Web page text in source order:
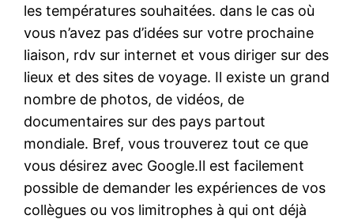
les températures souhaitées. dans le cas où
vous n’avez pas d’idées sur votre prochaine
liaison, rdv sur internet et vous diriger sur des
lieux et des sites de voyage. Il existe un grand
nombre de photos, de vidéos, de
documentaires sur des pays partout
mondiale. Bref, vous trouverez tout ce que
vous désirez avec Google.Il est facilement
possible de demander les expériences de vos
collègues ou vos limitrophes à qui ont déjà